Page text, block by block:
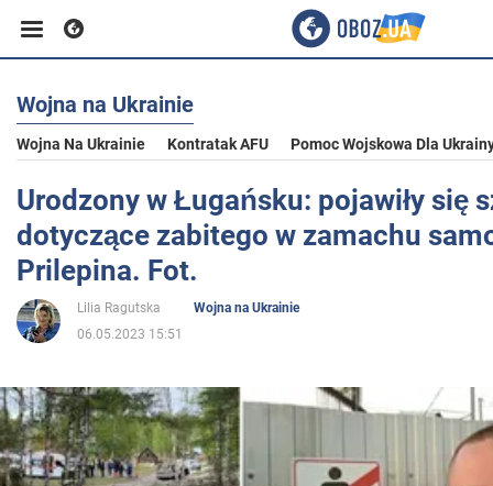
Biznes
Sport
Rozrywka
Życie
Polityka
Społeczeństwo
Wojna na Ukrainie
Wojna Na Ukrainie Kontratak AFU Pomoc Wojskowa Dla
Urodzony w Ługańsku: pojawiły się
dotyczące zabitego w zamachu
Prilepina. Fot.
Lilia Ragutska
Wojna na Ukrainie
06.05.2023 15:51